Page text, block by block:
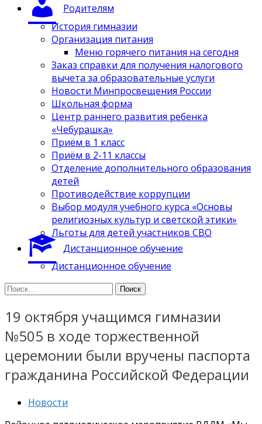
Родителям
История гимназии
Организация питания
Меню горячего питания на сегодня
Заказ справки для получения налогового
вычета за образовательные услуги
Новости Минпросвещения России
Школьная форма
Центр раннего развития ребенка
«Чебурашка»
Приём в 1 класс
Приём в 2-11 классы
Отделение дополнительного образования
детей
Противодействие коррупции
Выбор модуля учебного курса «Основы
религиозных культур и светской этики»
Льготы для детей участников СВО
Дистанционное обучение
Дистанционное обучение
Найти:
19 октября учащимся гимназии
№505 в ходе торжественной
церемонии были вручены паспорта
гражданина Российской Федерации
Новости